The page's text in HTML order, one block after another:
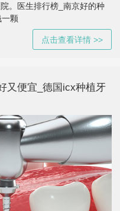
。医生排行榜_南京好的种
一颗
点击查看详情 >>
又便宜_德国icx种植牙